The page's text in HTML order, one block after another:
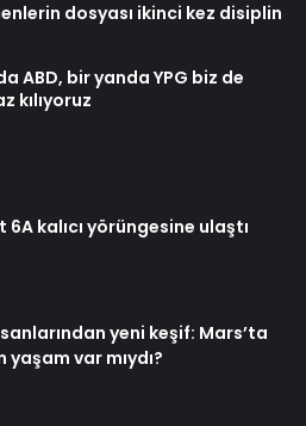
dosyası ikinci kez disiplin
ABD, bir yanda YPG biz de
kılıyoruz
6A kalıcı yörüngesine ulaştı
yeni keşif: Mars’ta
yaşam var mıydı?